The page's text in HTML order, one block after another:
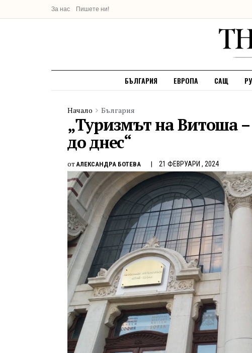
За нас Пишете ни!
БЪЛГАРИЯ ЕВРОПА САЩ
Начало България
„Туризмът на Витоша
до днес“
от АЛЕКСАНДРА БОТЕВА 21 ФЕВРУАРИ , 2024